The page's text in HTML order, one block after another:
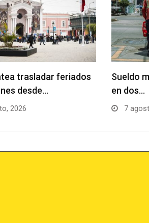
trasladar feriados
desde…
2026
Sueldo
en dos…
7